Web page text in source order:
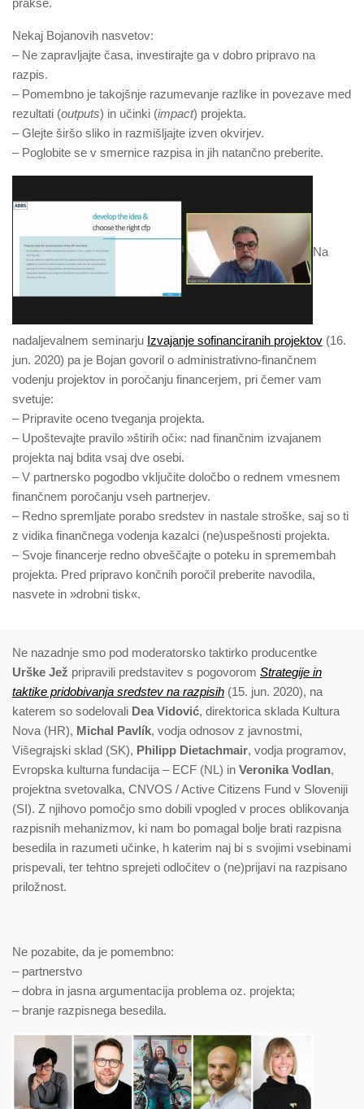
prakse.
Nekaj Bojanovih nasvetov:
– Ne zapravljajte časa, investirajte ga v dobro pripravo na
razpis.
– Pomembno je takojšnje razumevanje razlike in povezave med
rezultati (outputs) in učinki (impact) projekta.
– Glejte širšo sliko in razmišljajte izven okvirjev.
– Poglobite se v smernice razpisa in jih natančno preberite.
Na
nadaljevalnem seminarju Izvajanje sofinanciranih projektov (16.
jun. 2020) pa je Bojan govoril o administrativno-finančnem
vodenju projektov in poročanju financerjem, pri čemer vam
svetuje:
– Pripravite oceno tveganja projekta.
– Upoštevajte pravilo »štirih oči«: nad finančnim izvajanem
projekta naj bdita vsaj dve osebi.
– V partnersko pogodbo vključite določbo o rednem vmesnem
finančnem poročanju vseh partnerjev.
– Redno spremljate porabo sredstev in nastale stroške, saj so ti
z vidika finančnega vodenja kazalci (ne)uspešnosti projekta.
– Svoje financerje redno obveščajte o poteku in spremembah
projekta. Pred pripravo končnih poročil preberite navodila,
nasvete in »drobni tisk«.
Ne nazadnje smo pod moderatorsko taktirko producentke
Urške Jež pripravili predstavitev s pogovorom Strategije in
taktike pridobivanja sredstev na razpisih (15. jun. 2020), na
katerem so sodelovali Dea Vidović, direktorica sklada Kultura
Nova (HR), Michal Pavlík, vodja odnosov z javnostmi,
Višegrajski sklad (SK), Philipp Dietachmair, vodja programov,
Evropska kulturna fundacija – ECF (NL) in Veronika Vodlan,
projektna svetovalka, CNVOS / Active Citizens Fund v Sloveniji
(SI). Z njihovo pomočjo smo dobili vpogled v proces oblikovanja
razpisnih mehanizmov, ki nam bo pomagal bolje brati razpisna
besedila in razumeti učinke, h katerim naj bi s svojimi vsebinami
prispevali, ter tehtno sprejeti odločitev o (ne)prijavi na razpisano
priložnost.
Ne pozabite, da je pomembno:
– partnerstvo
– dobra in jasna argumentacija problema oz. projekta;
– branje razpisnega besedila.